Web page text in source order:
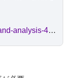
https://www.bbc.com/japanese/features-and-analysis-40639865